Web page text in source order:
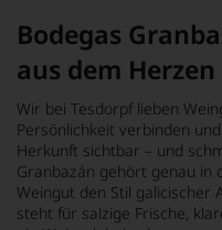
Bodegas
aus dem
Wir bei Tesdorpf lieben
Persönlichkeit verbinden
Herkunft sichtbar – und
Granbazán gehört genau in
Weingut den Stil galicischer
steht für salzige Frische,